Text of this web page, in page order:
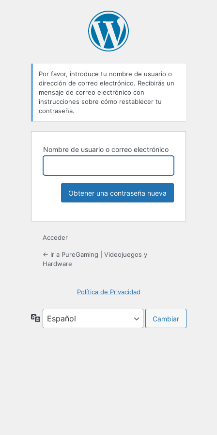
Por favor, introduce tu nombre de usuario o
dirección de correo electrónico. Recibirás un
mensaje de correo electrónico con
instrucciones sobre cómo restablecer tu
contraseña.
Nombre de usuario o correo electrónico
Acceder
← Ir a PureGaming | Videojuegos y
Hardware
Política de Privacidad
Idioma